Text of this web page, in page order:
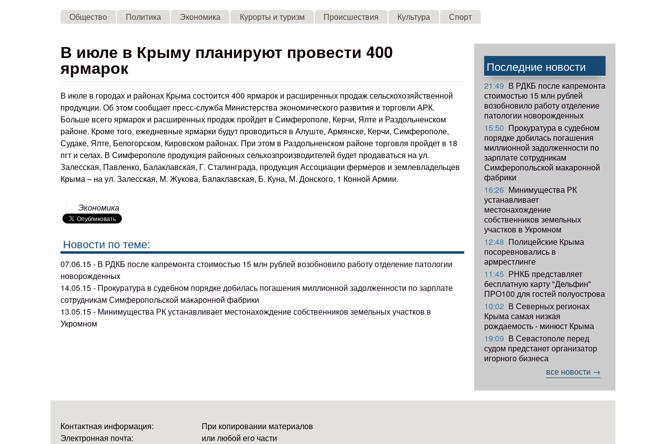
Skip to main content
Общество Политика Экономика Курорты и туризм Происшествия Культура Спорт
В июле в Крыму планируют провести 400
ярмарок
В июле в городах и районах Крыма состоится 400 ярмарок и расширенных продаж сельскохозяйственной
продукции. Об этом сообщает пресс-служба Министерства экономического развития и торговли АРК.
Больше всего ярмарок и расширенных продаж пройдет в Симферополе, Керчи, Ялте и Раздольненском
районе. Кроме того, ежедневные ярмарки будут проводиться в Алуште, Армянске, Керчи, Симферополе,
Судаке, Ялте, Белогорском, Кировском районах. При этом в Раздольненском районе торговля пройдет в 18
пгт и селах. В Симферополе продукция районных сельхозпроизводителей будет продаваться на ул.
Залесская, Павленко, Балаклавская, Г. Сталинграда, продукция Ассоциации фермеров и землевладельцев
Крыма – на ул. Залесская, М. Жукова, Балаклавская, Б. Куна, М. Донского, 1 Конной Армии.
Экономика
Новости по теме:
07.06.15 - В РДКБ после капремонта стоимостью 15 млн рублей возобновило работу отделение патологии
новорожденных
14.05.15 - Прокуратура в судебном порядке добилась погашения миллионной задолженности по зарплате
сотрудникам Симферопольской макаронной фабрики
13.05.15 - Минимущества РК устанавливает местонахождение собственников земельных участков в
Укромном
Последние новости
21:49 В РДКБ после капремонта
стоимостью 15 млн рублей
возобновило работу отделение
патологии новорожденных
15:50 Прокуратура в судебном
порядке добилась погашения
миллионной задолженности по
зарплате сотрудникам
Симферопольской макаронной
фабрики
16:26 Минимущества РК
устанавливает
местонахождение
собственников земельных
участков в Укромном
12:48 Полицейские Крыма
посоревновались в
армрестлинге
11:45 РНКБ представляет
бесплатную карту "Дельфин"
ПРО100 для гостей полуострова
10:02 В Северных регионах
Крыма самая низкая
рождаемость - минюст Крыма
19:09 В Севастополе перед
судом предстанет организатор
игорного бизнеса
все новости →
Контактная информация:
Электронная почта:
При копировании материалов
или любой его части